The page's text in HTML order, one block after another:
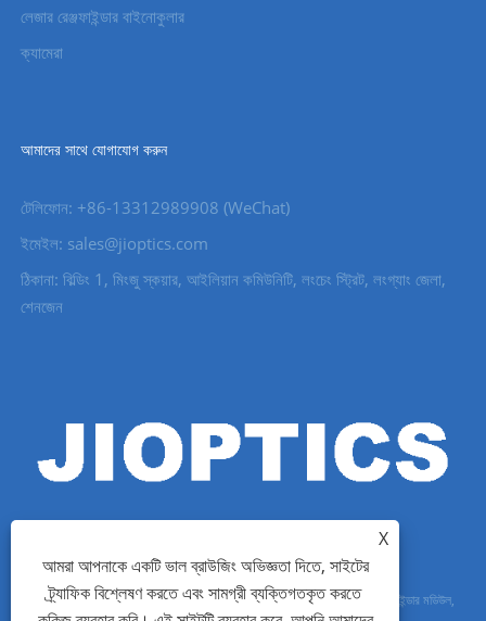
লেজার রেঞ্জফাইন্ডার বাইনোকুলার
ক্যামেরা
আমাদের সাথে যোগাযোগ করুন
টেলিফোন: +86-13312989908 (WeChat)
ইমেইল: sales@jioptics.com
ঠিকানা: বিল্ডিং 1, মিংজু স্কয়ার, আইলিয়ান কমিউনিটি, লংচেং স্ট্রিট, লংগ্যাং জেলা,
শেনজেন
কপিরাইট © 2022 Shenzhen Jioptics Technology Co., Ltd - লেজার রেঞ্জফাইন্ডার মডিউল,
X
আমরা আপনাকে একটি ভাল ব্রাউজিং অভিজ্ঞতা দিতে, সাইটের
ট্র্যাফিক বিশ্লেষণ করতে এবং সামগ্রী ব্যক্তিগতকৃত করতে